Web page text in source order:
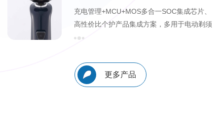
充电管理+MCU+MOS多合一SOC集成芯片、
高性价比个护产品集成方案，多用于电动剃须
刀、电推剪、桶装水电动抽水器等小家电设
更多产品